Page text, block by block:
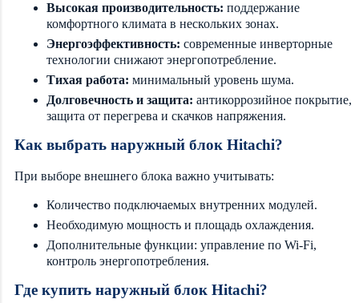
Высокая производительность: поддержание
комфортного климата в нескольких зонах.
Энергоэффективность: современные инверторные
технологии снижают энергопотребление.
Тихая работа: минимальный уровень шума.
Долговечность и защита: антикоррозийное покрытие,
защита от перегрева и скачков напряжения.
Как выбрать наружный блок Hitachi?
При выборе внешнего блока важно учитывать:
Количество подключаемых внутренних модулей.
Необходимую мощность и площадь охлаждения.
Дополнительные функции: управление по Wi-Fi,
контроль энергопотребления.
Где купить наружный блок Hitachi?